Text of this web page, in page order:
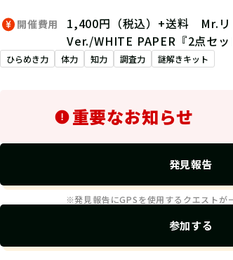
開催費用
1,400円（税込）+送料 Mr.リ
Ver./WHITE PAPER『2点セッ
ひらめき力 体力 知力 調査力 謎解きキット
重要なお知らせ
発見報告
※発見報告にGPSを使用するクエストが
参加する